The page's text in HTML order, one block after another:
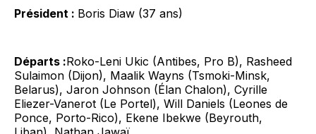
Président : Boris Diaw (37 ans)
Départs :Roko-Leni Ukic (Antibes, Pro B), Rasheed
Sulaimon (Dijon), Maalik Wayns (Tsmoki-Minsk,
Belarus), Jaron Johnson (Élan Chalon), Cyrille
Eliezer-Vanerot (Le Portel), Will Daniels (Leones de
Ponce, Porto-Rico), Ekene Ibekwe (Beyrouth,